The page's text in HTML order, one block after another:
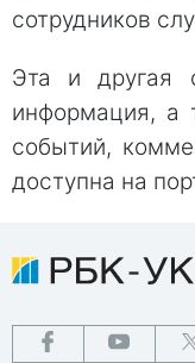
сотрудников
Эта и другая
информация, а
событий,
доступна на